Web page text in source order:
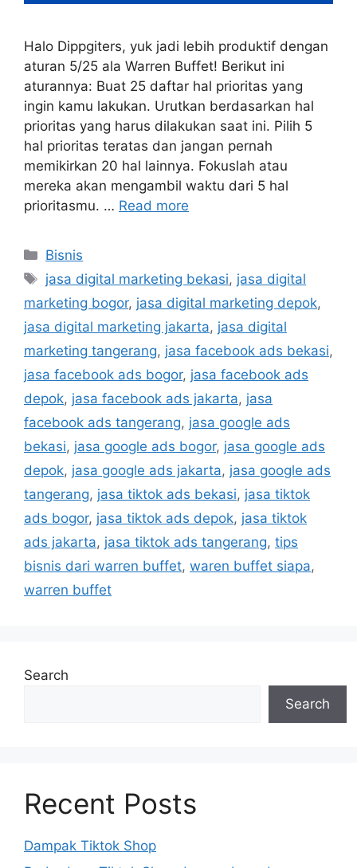
Halo Dippgiters, yuk jadi lebih produktif dengan
aturan 5/25 ala Warren Buffet! Berikut ini
aturannya: Buat 25 daftar hal prioritas yang
ingin kamu lakukan. Urutkan berdasarkan hal
prioritas yang harus dilakukan saat ini. Pilih 5
hal prioritas teratas dan jangan pernah
memikirkan 20 hal lainnya. Fokuslah atau
mereka akan mengambil waktu dari 5 hal
prioritasmu. … Read more
Bisnis
jasa digital marketing bekasi, jasa digital
marketing bogor, jasa digital marketing depok,
jasa digital marketing jakarta, jasa digital
marketing tangerang, jasa facebook ads bekasi,
jasa facebook ads bogor, jasa facebook ads
depok, jasa facebook ads jakarta, jasa
facebook ads tangerang, jasa google ads
bekasi, jasa google ads bogor, jasa google ads
depok, jasa google ads jakarta, jasa google ads
tangerang, jasa tiktok ads bekasi, jasa tiktok
ads bogor, jasa tiktok ads depok, jasa tiktok
ads jakarta, jasa tiktok ads tangerang, tips
bisnis dari warren buffet, waren buffet siapa,
warren buffet
Search
Search
Recent Posts
Dampak Tiktok Shop